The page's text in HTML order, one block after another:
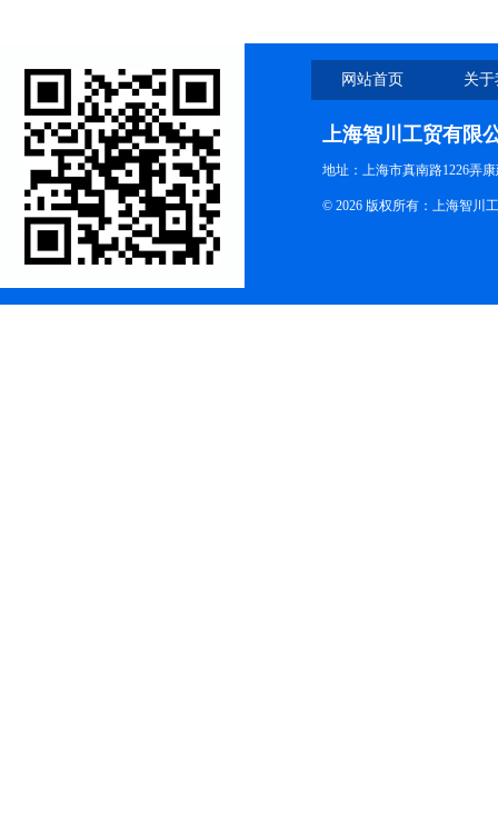
网站首页 关
上海智川工贸有限
地址：上海市真南路1226弄
© 2026 版权所有：上海智川